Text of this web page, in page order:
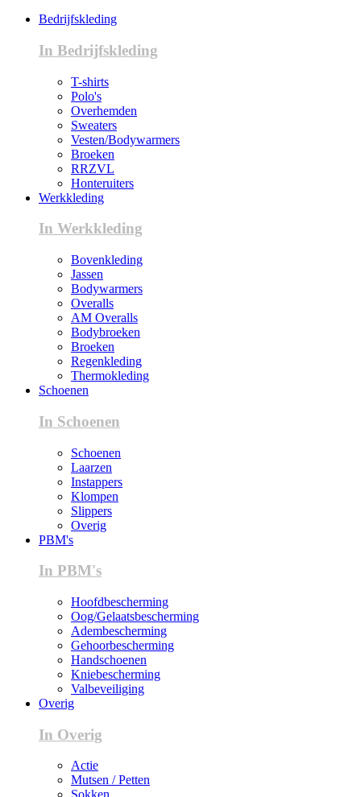
Bedrijfskleding
In Bedrijfskleding
T-shirts
Polo's
Overhemden
Sweaters
Vesten/Bodywarmers
Broeken
RRZVL
Honteruiters
Werkkleding
In Werkkleding
Bovenkleding
Jassen
Bodywarmers
Overalls
AM Overalls
Bodybroeken
Broeken
Regenkleding
Thermokleding
Schoenen
In Schoenen
Schoenen
Laarzen
Instappers
Klompen
Slippers
Overig
PBM's
In PBM's
Hoofdbescherming
Oog/Gelaatsbescherming
Adembescherming
Gehoorbescherming
Handschoenen
Kniebescherming
Valbeveiliging
Overig
In Overig
Actie
Mutsen / Petten